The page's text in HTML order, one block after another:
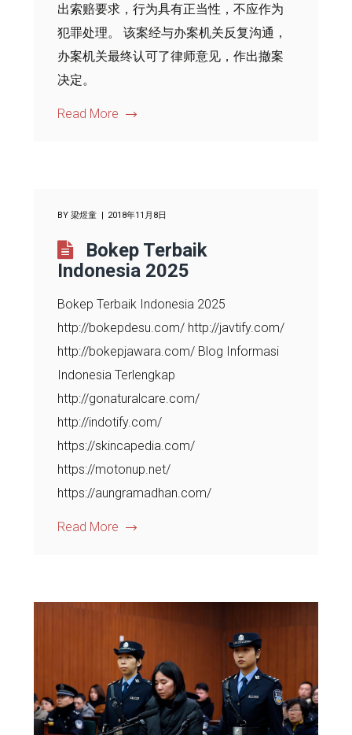
出索赔要求，行为具有正当性，不应作为
犯罪处理。 该案经与办案机关反复沟通，
办案机关最终认可了律师意见，作出撤案
决定。
Read More
BY 梁煜童 2018年11月8日
Bokep Terbaik
Indonesia 2025
Bokep Terbaik Indonesia 2025
http://bokepdesu.com/ http://javtify.com/
http://bokepjawara.com/ Blog Informasi
Indonesia Terlengkap
http://gonaturalcare.com/
http://indotify.com/
https://skincapedia.com/
https://motonup.net/
https://aungramadhan.com/
Read More